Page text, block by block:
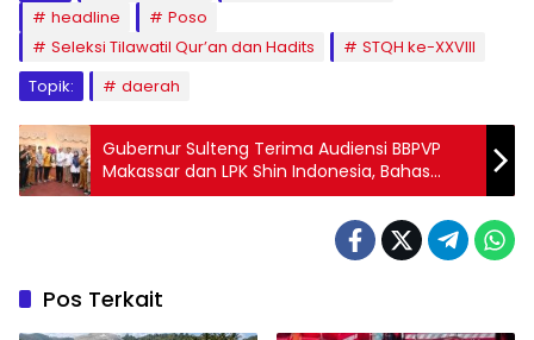
headline
Poso
Seleksi Tilawatil Qur’an dan Hadits
STQH ke-XXVIII
Topik:
daerah
Gubernur Sulteng Terima Audiensi BBPVP
Makassar dan LPK Shin Indonesia, Bahas
Penguatan SDM dan Program Magang ke
Pos Terkait